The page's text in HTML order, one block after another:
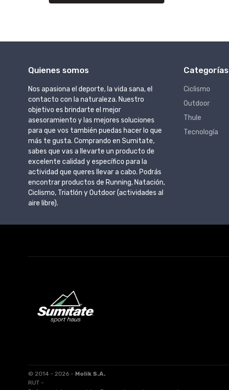
Quienes somos
Nos apasiona el deporte, la vida sana, el
contacto con la naturaleza. Nuestro
objetivo es brindarte el mejor
asesoramiento y las mejores soluciones
para que vos también puedas hacer lo que
más te gusta. Comprando en Sumitate,
sabes que vas a llevarte un producto de
excelente calidad y específico para la
actividad que queres llevar a cabo. Podrás
encontrar productos de Running, Natación,
Ciclismo, Triatlón y Outdoor (actividades al
aire libre).
Categorías
Ciclismo
Outdoor
Thule
Tecnología
© 2014 - 2026 - Molik S.A.
RUT -